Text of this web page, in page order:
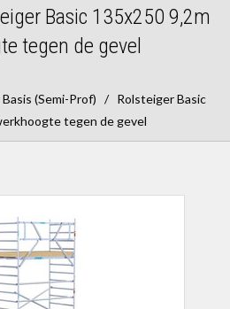
Basic 135x250 9,2m
tegen de gevel
(Semi-Prof) / Rolsteiger Basic
tegen de gevel